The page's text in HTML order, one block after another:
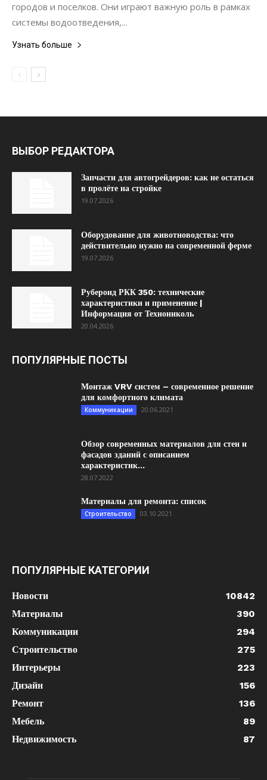
городов и поселков. Они играют важную роль в рамках
системы водоотведения,...
Узнать больше
ВЫБОР РЕДАКТОРА
Запчасти для автогрейдеров: как не остаться
в пролёте на стройке
19.07.2026
Оборудование для животноводства: что
действительно нужно на современной ферме
19.07.2026
Рубероид РКК 350: технические
характеристики и применение |
Информация от Технониколь
20.04.2026
ПОПУЛЯРНЫЕ ПОСТЫ
Монтаж VRV систем – современное решение
для комфортного климата
Коммуникации 20.06.2021
Обзор современных материалов для стен и
фасадов зданий с описанием
характеристик...
28.07.2022
Материалы для ремонта: список
Строительство 03.10.2021
ПОПУЛЯРНЫЕ КАТЕГОРИИ
Новости
10842
Материалы
390
Коммуникации
294
Строительство
275
Интерьеры
223
Дизайн
156
Ремонт
136
Мебель
89
Недвижимость
87